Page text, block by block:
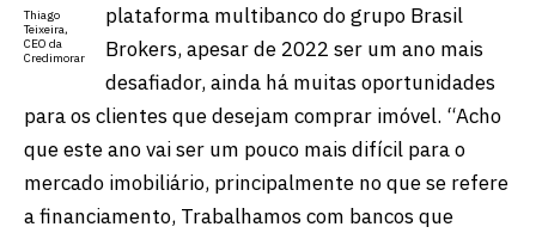
Thiago
Teixeira,
CEO da
Credimorar
plataforma multibanco do grupo Brasil
Brokers, apesar de 2022 ser um ano mais
desafiador, ainda há muitas oportunidades
para os clientes que desejam comprar imóvel. “Acho
que este ano vai ser um pouco mais difícil para o
mercado imobiliário, principalmente no que se refere
a financiamento, Trabalhamos com bancos que